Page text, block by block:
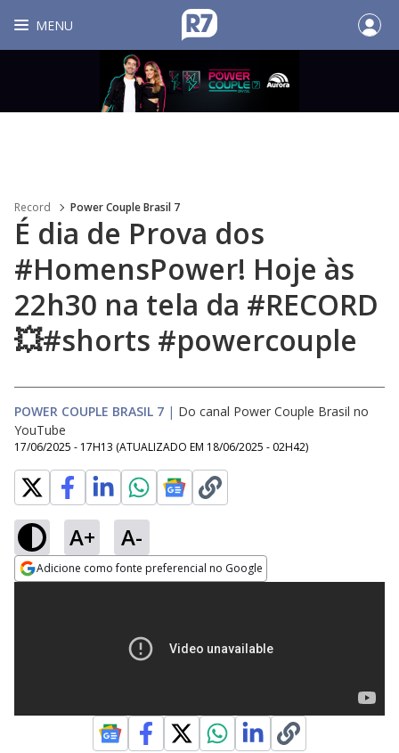
MENU
Record Power Couple Brasil 7
É dia de Prova dos
#HomensPower! Hoje às
22h30 na tela da #RECORD
💥#shorts #powercouple
POWER COUPLE BRASIL 7 | Do canal Power Couple Brasil no
YouTube
17/06/2025 - 17H13 (ATUALIZADO EM 18/06/2025 - 02H42)
A+ A-
Adicione como fonte preferencial no Google